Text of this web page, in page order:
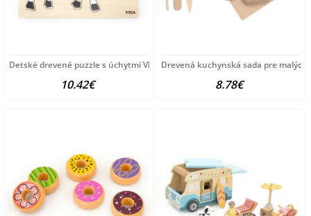
Detské drevené puzzle s úchytmi Viga Cow multicolor
10.42€
Drevená kuchynská sada pre
8.78€